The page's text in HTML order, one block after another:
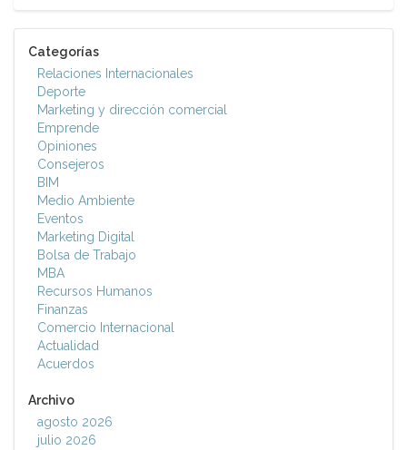
Categorías
Relaciones Internacionales
Deporte
Marketing y dirección comercial
Emprende
Opiniones
Consejeros
BIM
Medio Ambiente
Eventos
Marketing Digital
Bolsa de Trabajo
MBA
Recursos Humanos
Finanzas
Comercio Internacional
Actualidad
Acuerdos
Archivo
agosto 2026
julio 2026